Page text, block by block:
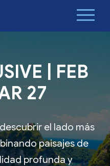
| FEB
27
el lado más
paisajes de
profunda y